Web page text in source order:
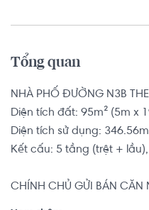
Tổng quan
NHÀ PHỐ ĐƯỜNG N3B
Diện tích đất: 95m² (5m x
Diện tích sử dụng:
Kết cấu: 5 tầng (trệt +
CHÍNH CHỦ GỬI BÁN CĂN